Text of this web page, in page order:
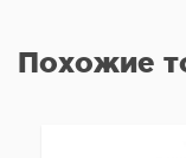
Похожие